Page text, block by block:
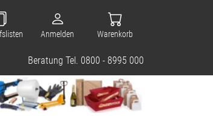
Anmelden Warenkorb
Beratung Tel. 0800 - 8995 000